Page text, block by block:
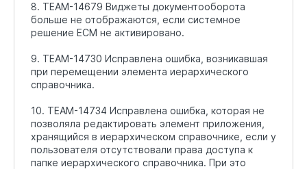
8. TEAM-14679 Виджеты документооборота
больше не отображаются, если системное
решение ECM не активировано.
9. TEAM-14730 Исправлена ошибка, возникавшая
при перемещении элемента иерархического
справочника.
10. TEAM-14734 Исправлена ошибка, которая не
позволяла редактировать элемент приложения,
хранящийся в иерархическом справочнике, если у
пользователя отсутствовали права доступа к
папке иерархического справочника. При это